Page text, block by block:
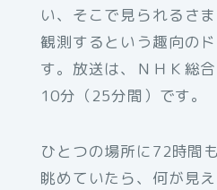
い、そこで見られるさ
観測するという趣向の
す。放送は、ＮＨＫ総
10分（25分間）です。
ひとつの場所に72時間
眺めていたら、何が見